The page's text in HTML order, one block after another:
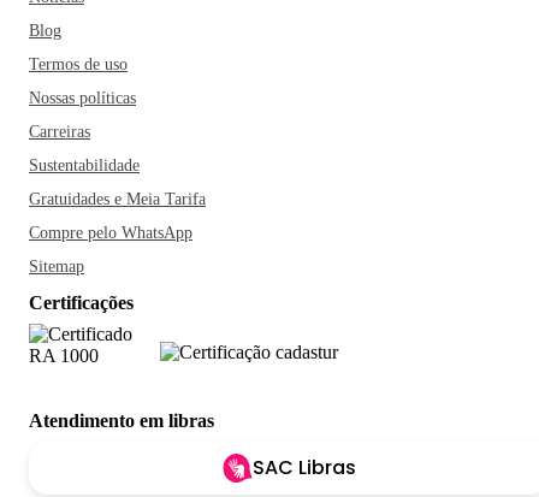
Blog
Termos de uso
Nossas políticas
Carreiras
Sustentabilidade
Gratuidades e Meia Tarifa
Compre pelo WhatsApp
Sitemap
Certificações
Atendimento em libras
SAC Libras